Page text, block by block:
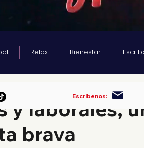
Relax Bienestar
y laborales,
brava
Escríbenos: